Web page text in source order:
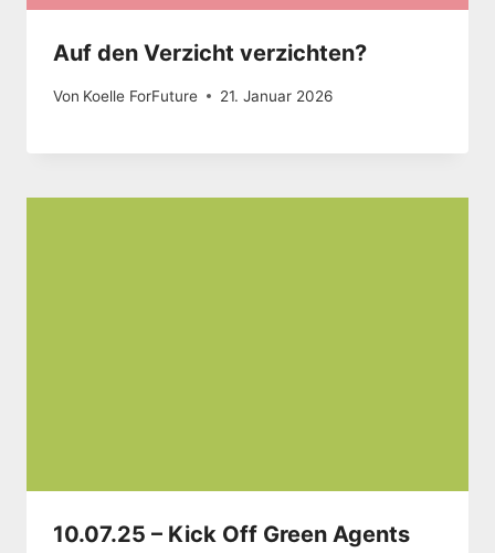
Auf den Verzicht verzichten?
Von Koelle ForFuture 21. Januar 2026
10.07.25 – Kick Off Green Agents